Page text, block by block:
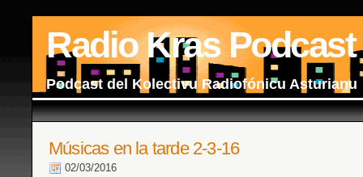
Radio Kras Podcast
Podcast del Kolectivu Radiofónicu Asturianu
Músicas en la tarde 2-3-16
02/03/2016